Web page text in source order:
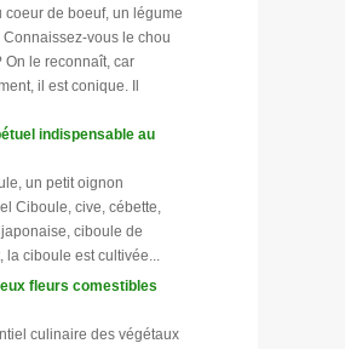
coeur de boeuf, un légume
Connaissez-vous le chou
On le reconnaît, car
il est conique. Il
indispensable au
un petit oignon
Ciboule, cive, cébette,
ciboule de
la ciboule est cultivée...
fleurs comestibles
culinaire des végétaux